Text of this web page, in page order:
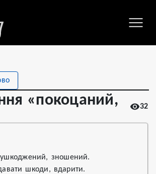
«покоцаний, 32
коцати»
зношений.
шкоди, вдарити.